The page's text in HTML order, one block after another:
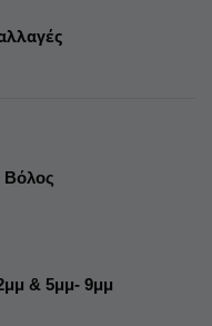
Βόλος
& 5μμ- 9μμ